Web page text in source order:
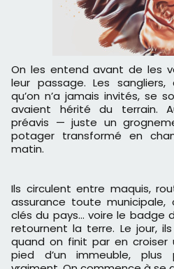
On les entend avant de les voir, on les maudit après
leur passage. Les
qu’on n’a jamais invités, se
avaient hérité du terrain.
préavis — juste un
potager transformé en
matin.
Ils circulent entre maquis,
assurance toute municipale,
clés du pays... voire le badge
retournent la terre. Le jour,
quand on finit par en
pied d’un immeuble, plus